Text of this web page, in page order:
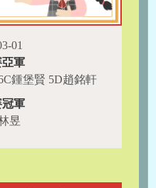
01
亞軍
鍾堡賢 5D趙銘軒
軍
昱